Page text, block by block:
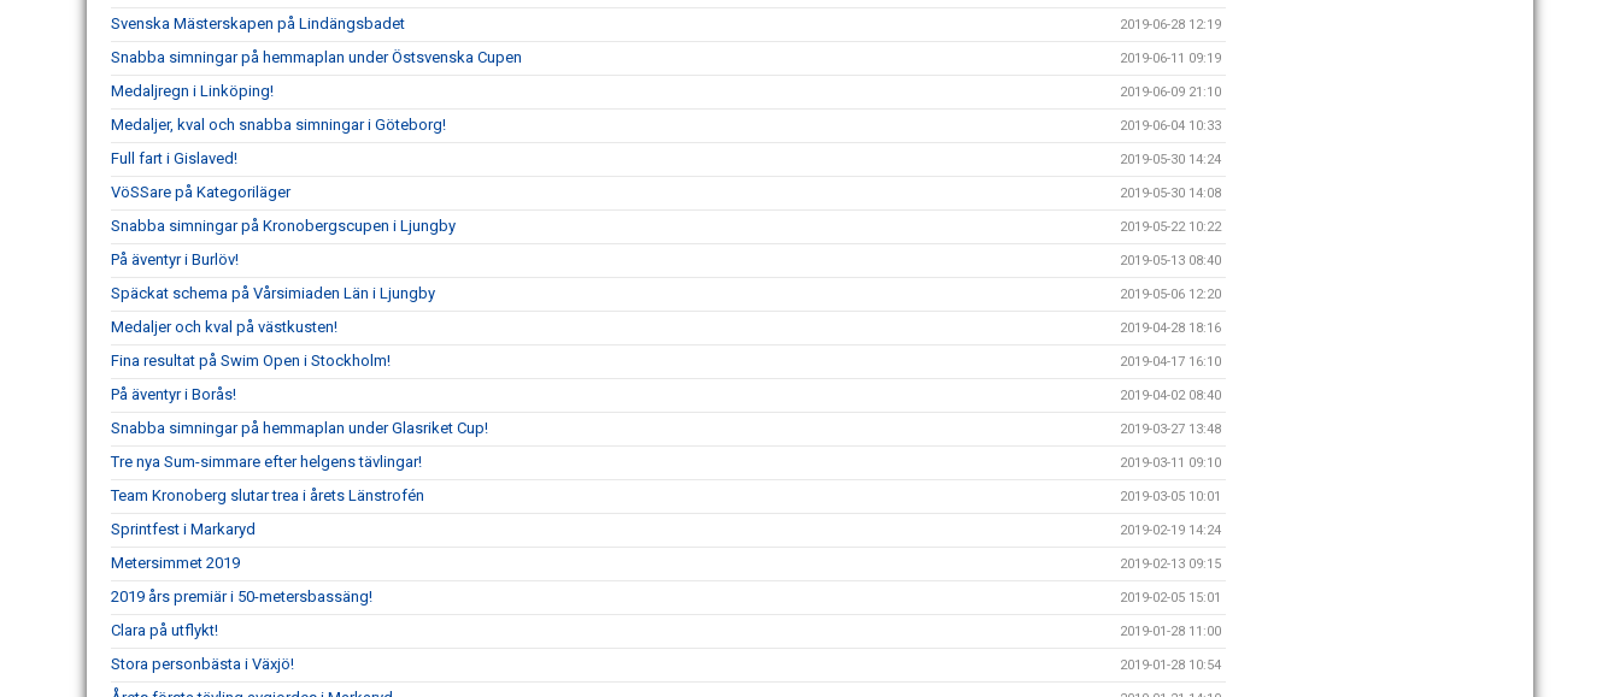
Svenska Mästerskapen på Lindängsbadet 2019-06-28 12:19
Snabba simningar på hemmaplan under Östsvenska Cupen 2019-06-11 09:19
Medaljregn i Linköping! 2019-06-09 21:10
Medaljer, kval och snabba simningar i Göteborg! 2019-06-04 10:33
Full fart i Gislaved! 2019-05-30 14:24
VöSSare på Kategoriläger 2019-05-30 14:08
Snabba simningar på Kronobergscupen i Ljungby 2019-05-22 10:22
På äventyr i Burlöv! 2019-05-13 08:40
Späckat schema på Vårsimiaden Län i Ljungby 2019-05-06 12:20
Medaljer och kval på västkusten! 2019-04-28 18:16
Fina resultat på Swim Open i Stockholm! 2019-04-17 16:10
På äventyr i Borås! 2019-04-02 08:40
Snabba simningar på hemmaplan under Glasriket Cup! 2019-03-27 13:48
Tre nya Sum-simmare efter helgens tävlingar! 2019-03-11 09:10
Team Kronoberg slutar trea i årets Länstrofén 2019-03-05 10:01
Sprintfest i Markaryd 2019-02-19 14:24
Metersimmet 2019 2019-02-13 09:15
2019 års premiär i 50-metersbassäng! 2019-02-05 15:01
Clara på utflykt! 2019-01-28 11:00
Stora personbästa i Växjö! 2019-01-28 10:54